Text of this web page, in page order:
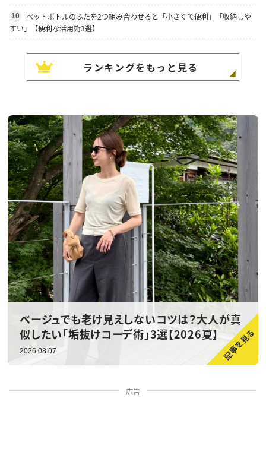
10
ペットボトルのふたを2つ組み合わせると「小さくて便利」「収納しや
すい」【便利な活用術3選】
ランキングをもっと見る
ベージュでも老け見えしないコツは？大人が真
似したい「垢抜けコーデ術」3選【2026夏】
2026.08.07
広告